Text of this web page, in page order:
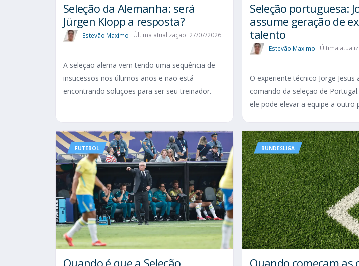
Seleção da Alemanha: será
Jürgen Klopp a resposta?
Estevão Maximo Última atualização: 27/07/2026
A seleção alemã vem tendo uma sequência de
insucessos nos últimos anos e não está
encontrando soluções para ser seu treinador.
Seleção portuguesa:
assume geração de
talento
Estevão Maximo Última
O experiente técnico Jorge Jesus
comando da seleção de
ele pode elevar a equipe a outro
FUTEBOL
Quando é que a Seleção
BUNDESLIGA
Quando começam as